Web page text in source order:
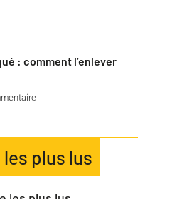
: comment l’enlever
plus lus